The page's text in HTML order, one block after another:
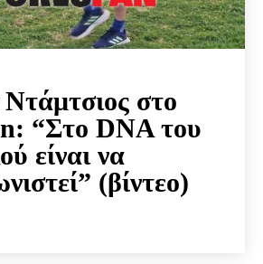
στο
“Στο DNA του
είναι να
(βίντεο)